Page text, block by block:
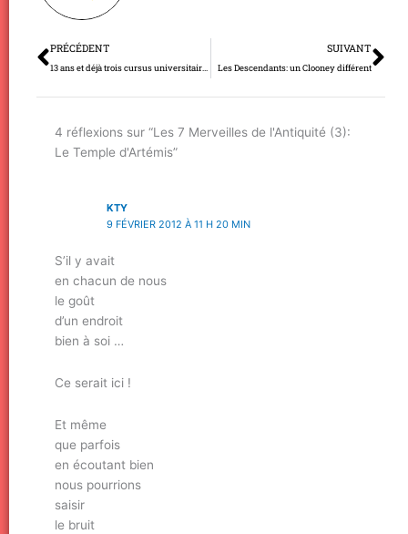
Précédent
PRÉCÉDENT SUIVANT
Les Descendants: un Clooney différent
4 réflexions sur “Les 7 Merveilles de l'Antiquité (3):
Le Temple d'Artémis”
KTY
9 FÉVRIER 2012 À 11 H 20 MIN
S’il y avait
en chacun de nous
le goût
d’un endroit
bien à soi …
Ce serait ici !
Et même
que parfois
en écoutant bien
nous pourrions
saisir
le bruit